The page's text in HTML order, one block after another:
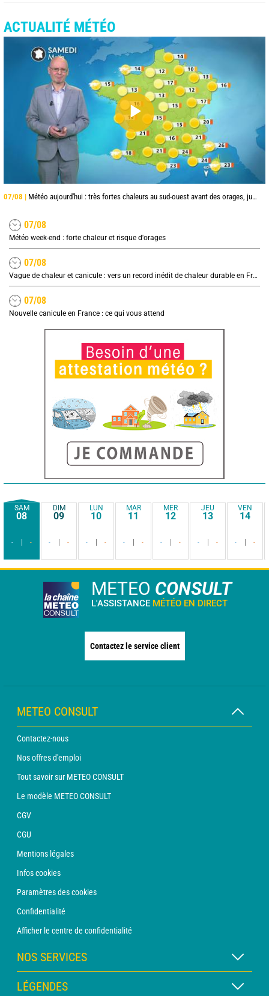
ACTUALITÉ MÉTÉO
07/08 | Météo aujourd'hui : très fortes chaleurs au sud-ouest avant des orages, jusqu'à 39°C
07/08
Météo week-end : forte chaleur et risque d'orages
07/08
Vague de chaleur et canicule : vers un record inédit de chaleur durable en France
07/08
Nouvelle canicule en France : ce qui vous attend
SAM
08
- -
DIM
09
- -
LUN
10
- -
MAR
11
- -
MER
12
- -
JEU
13
- -
VEN
14
- -
METEO CONSULT
L'ASSISTANCE MÉTÉO EN DIRECT
Contactez le service client
METEO CONSULT
Contactez-nous
Nos offres d'emploi
Tout savoir sur METEO CONSULT
Le modèle METEO CONSULT
CGV
CGU
Mentions légales
Infos cookies
Paramètres des cookies
Confidentialité
Afficher le centre de confidentialité
NOS SERVICES
Abonnement METEO Xpert
LÉGENDES